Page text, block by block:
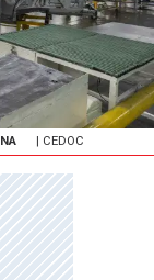
| CEDOC